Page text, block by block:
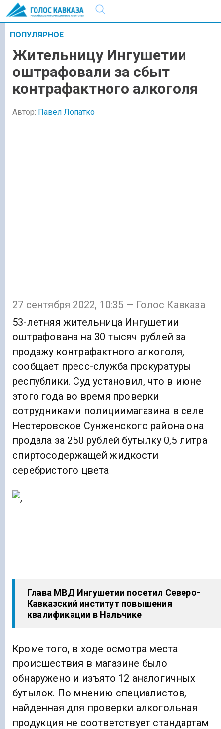
ПОПУЛЯРНОЕ
Жительницу Ингушетии
оштрафовали за сбыт
контрафактного алкоголя
Автор: Павел Лопатко
27 сентября 2022, 10:35 — Голос Кавказа
53-летняя жительница Ингушетии
оштрафована на 30 тысяч рублей за
продажу контрафактного алкоголя,
сообщает пресс-служба прокуратуры
республики. Суд установил, что в июне
этого года во время проверки
сотрудниками полициимагазина в селе
Нестеровское Сунженского района она
продала за 250 рублей бутылку 0,5 литра
спиртосодержащей жидкости
серебристого цвета.
Глава МВД Ингушетии посетил Северо-
Кавказский институт повышения
квалификации в Нальчике
Кроме того, в ходе осмотра места
происшествия в магазине было
обнаружено и изъято 12 аналогичных
бутылок. По мнению специалистов,
найденная для проверки алкогольная
продукция не соответствует стандартам